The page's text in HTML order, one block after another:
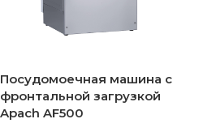
Посудомоечная машина с
фронтальной загрузкой
Apach AF500